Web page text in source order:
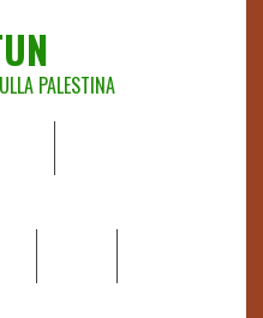
PALESTINA